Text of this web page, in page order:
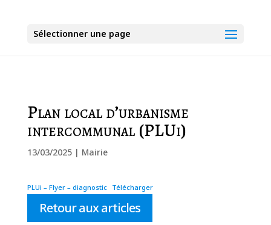
Sélectionner une page
Plan local d’urbanisme
intercommunal (PLUi)
13/03/2025| Mairie
PLUi – Flyer – diagnostic Télécharger
Retour aux articles